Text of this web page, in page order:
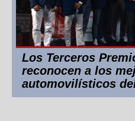
Los Terceros
reconocen a los
automovilísticos